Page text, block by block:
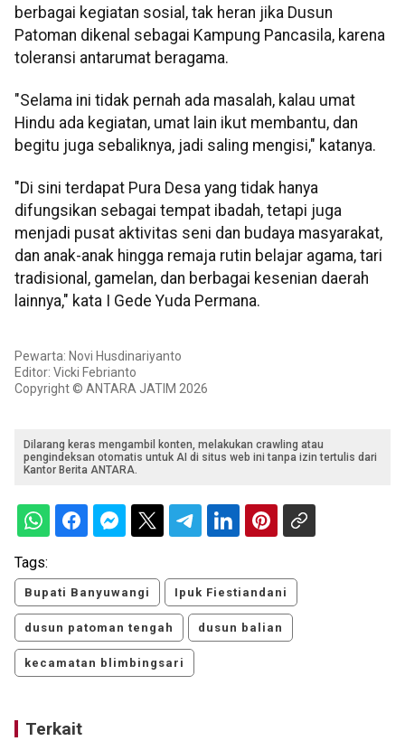
berbagai kegiatan sosial, tak heran jika Dusun
Patoman dikenal sebagai Kampung Pancasila, karena
toleransi antarumat beragama.
"Selama ini tidak pernah ada masalah, kalau umat
Hindu ada kegiatan, umat lain ikut membantu, dan
begitu juga sebaliknya, jadi saling mengisi," katanya.
"Di sini terdapat Pura Desa yang tidak hanya
difungsikan sebagai tempat ibadah, tetapi juga
menjadi pusat aktivitas seni dan budaya masyarakat,
dan anak-anak hingga remaja rutin belajar agama, tari
tradisional, gamelan, dan berbagai kesenian daerah
lainnya," kata I Gede Yuda Permana.
Pewarta: Novi Husdinariyanto
Editor: Vicki Febrianto
Copyright © ANTARA JATIM 2026
Dilarang keras mengambil konten, melakukan crawling atau
pengindeksan otomatis untuk AI di situs web ini tanpa izin tertulis dari
Kantor Berita ANTARA.
Tags:
Bupati Banyuwangi Ipuk Fiestiandani
dusun patoman tengah dusun balian
kecamatan blimbingsari
Terkait